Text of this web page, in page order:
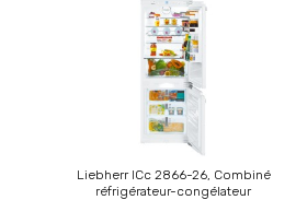
Liebherr ICc 2866-26, Combiné
réfrigérateur-congélateur